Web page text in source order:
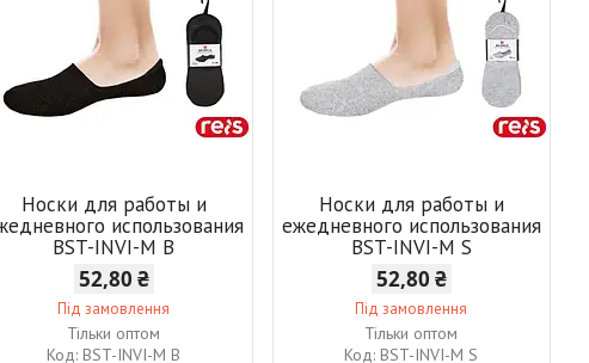
Носки для работы и
использования
BST-INVI-M B
52,80 ₴
Під замовлення
Тільки оптом
BST-INVI-M B
Носки для работы и
ежедневного использования
BST-INVI-M S
52,80 ₴
Під замовлення
Тільки оптом
BST-INVI-M S